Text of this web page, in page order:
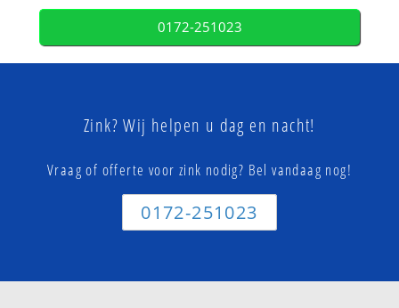
0172-251023
Zink? Wij helpen u dag en nacht!
Vraag of offerte voor zink nodig? Bel vandaag nog!
0172-251023